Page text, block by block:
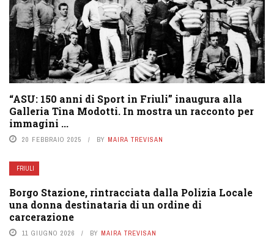
“ASU: 150 anni di Sport in Friuli” inaugura alla
Galleria Tina Modotti. In mostra un racconto per
immagini ...
20 FEBBRAIO 2025 BY MAIRA TREVISAN
FRIULI
Borgo Stazione, rintracciata dalla Polizia Locale
una donna destinataria di un ordine di
carcerazione
11 GIUGNO 2026 BY MAIRA TREVISAN